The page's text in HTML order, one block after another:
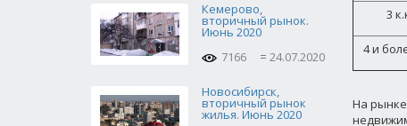
Кемерово,
вторичный рынок.
Июнь 2020
7166
24.07.2020
Новосибирск,
вторичный рынок
жилья. Июнь 2020
3
4 и
На